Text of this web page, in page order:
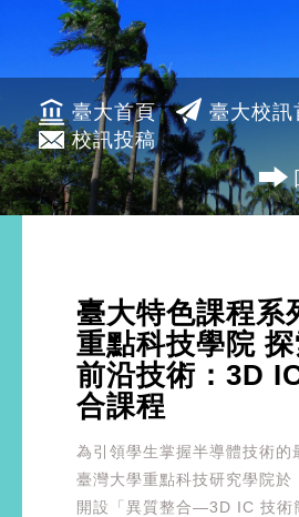
臺大首頁
臺大校訊
校訊投稿
臺大特色課程
重點科技學院
前沿技術：3D
合課程
為引領學生掌握半導體技術的
臺灣大學重點科技研究學院於
開設「異質整合—3D IC 技術